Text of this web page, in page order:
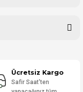
Ücretsiz Kargo
Safir Saat'ten